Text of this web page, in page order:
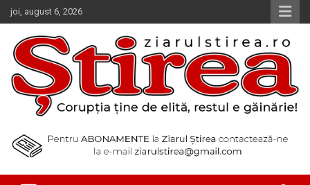
Skip
to
content
joi, august 6, 2026
Ziarul Știrea